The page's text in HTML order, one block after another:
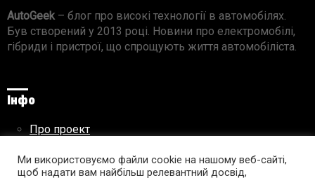
AutoGeek – блог про високі технології в автомобілях.
Був створений у 2013 році. Новини про електромобілі,
гібриди і пристрої, що спрощують життя автомобіліста.
Інфо
Про проект
Правила використання матеріалів
Ми використовуємо файли cookie на нашому веб-сайті,
щоб надати вам найбільш релевантний досвід,